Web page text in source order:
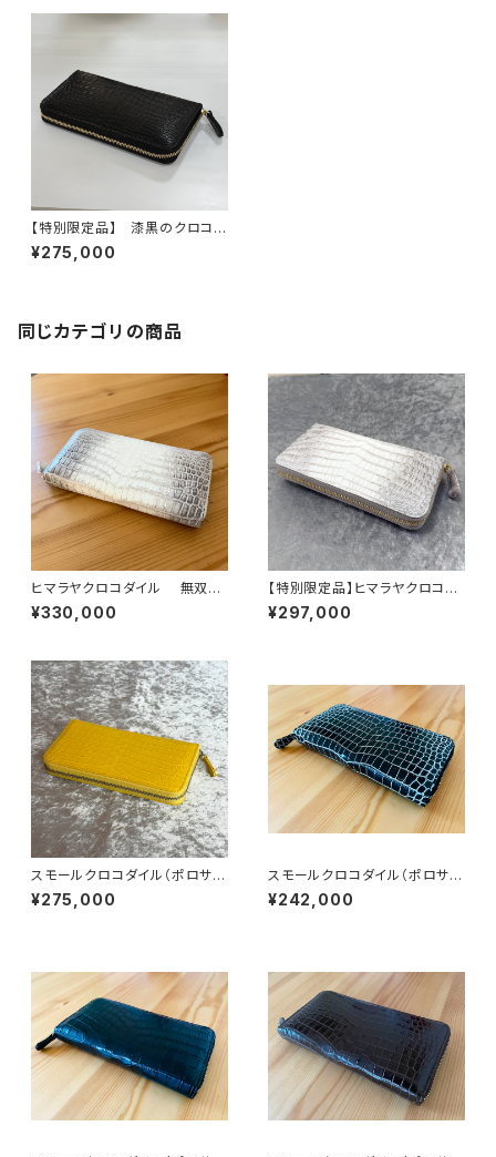
【特別限定品】 漆黒のクロコダ
イル×黄金のパイソン ラウンド
ファスナーウォレット ブラック
¥275,000
同じカテゴリの商品
ヒマラヤクロコダイル 無双
ラウンドファスナーウォレット
¥330,000
【特別限定品】ヒマラヤクロコダ
イル×ゴールドパイソン ラウン
ドファスナーウォレット
¥297,000
スモールクロコダイル（ポロサ
ス） 無双仕様 ラウンドファスナ
ーウォレット イエロー
¥275,000
スモールクロコダイル（ポロサ
ス） ラウンドファスナーウォレッ
ト ブラックシルバー
¥242,000